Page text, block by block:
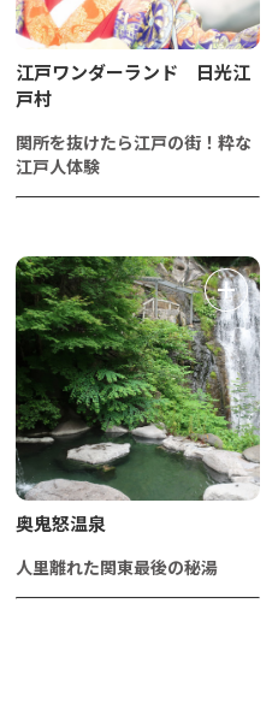
江戸ワンダーランド 日光江
戸村
関所を抜けたら江戸の街！粋な
江戸人体験
奥鬼怒温泉
人里離れた関東最後の秘湯